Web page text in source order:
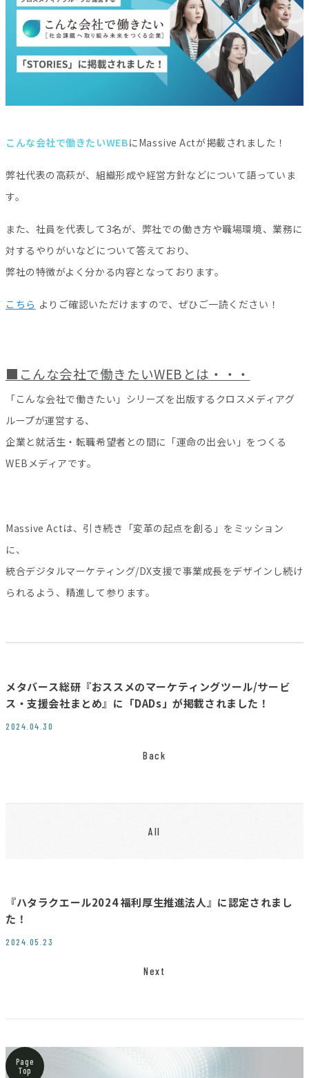
こんな会社で働きたいWEBにMassive Actが掲載されました！
弊社代表の高萩が、組織形成や経営方針などについて語っていま
す。
また、社員を代表して3名が、弊社での働き方や職場環境、業務に
対するやりがいなどについて答えており、
弊社の特徴がよく分かる内容となっております。
こちら よりご確認いただけますので、ぜひご一読ください！
■こんな会社で働きたいWEBとは・・・
「こんな会社で働きたい」シリーズを出版するクロスメディアグ
ループが運営する、
企業と就活生・転職希望者との間に「運命の出会い」をつくる
WEBメディアです。
Massive Actは、引き続き「変革の起点を創る」をミッション
に、
統合デジタルマーケティング/DX支援で事業成長をデザインし続け
られるよう、精進して参ります。
メタバース総研『おススメのマーケティングツール/サービ
ス・支援会社まとめ』に「DADs」が掲載されました！
2024.04.30
Back
All
『ハタラクエール2024 福利厚生推進法人』に認定されまし
た！
2024.05.23
Next
Page
Top